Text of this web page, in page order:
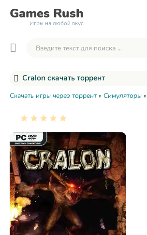
Games Rush
Игры на любой вкус
Cralon скачать торрент
Скачать игры через торрент» Симуляторы »